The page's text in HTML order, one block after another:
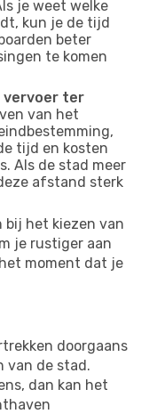
je weet welke
kun je de tijd
beter
te komen
ter
van het
tijd en kosten
Als de stad meer
afstand sterk
bij het kiezen van
je rustiger aan
moment dat je
doorgaans
van de stad.
dan kan het